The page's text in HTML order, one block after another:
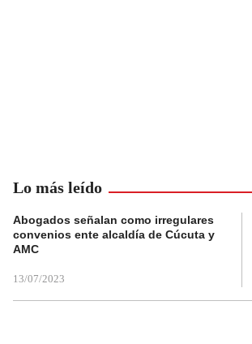
Lo más leído
Abogados señalan como irregulares
convenios ente alcaldía de Cúcuta y
AMC
13/07/2023